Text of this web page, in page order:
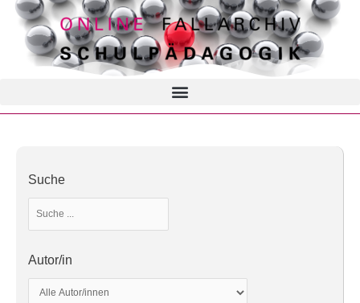
Suche
Autor/in